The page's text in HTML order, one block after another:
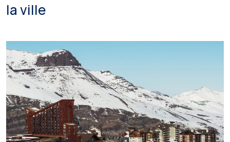
la ville